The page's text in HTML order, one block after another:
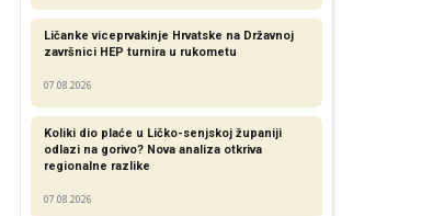
Ličanke viceprvakinje Hrvatske na Državnoj
završnici HEP turnira u rukometu
07.08.2026
Koliki dio plaće u Ličko-senjskoj županiji
odlazi na gorivo? Nova analiza otkriva
regionalne razlike​
07.08.2026